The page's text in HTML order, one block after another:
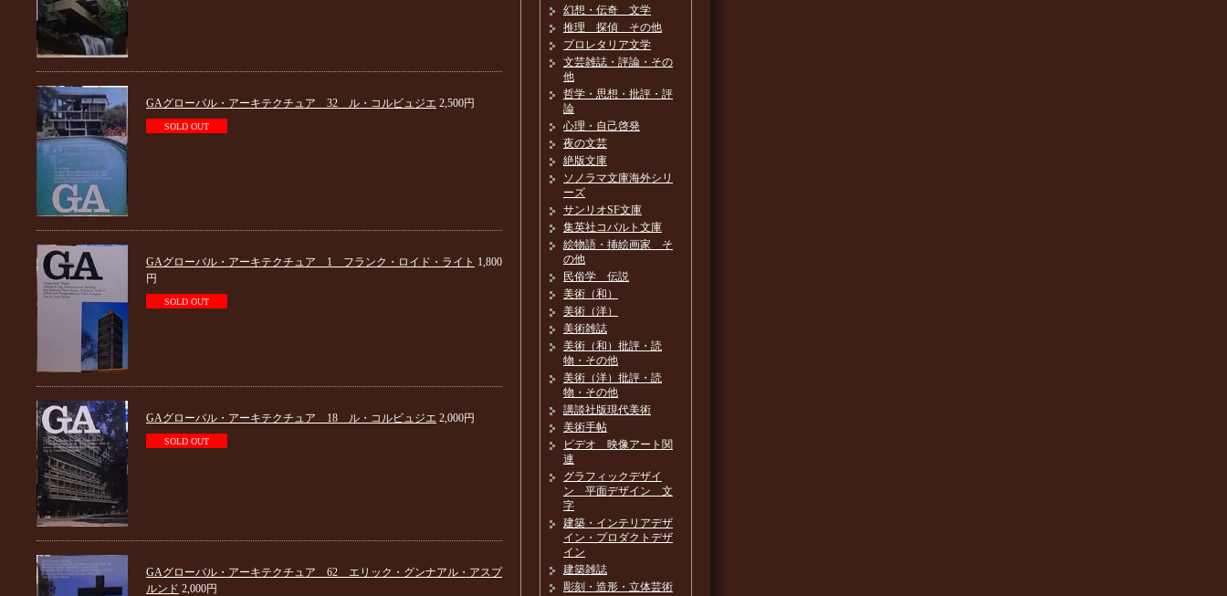
GAグローバル・アーキテクチュア 32 ル・コルビュジエ 2,500円
SOLD OUT
GAグローバル・アーキテクチュア 1 フランク・ロイド・ライト 1,800
円
SOLD OUT
GAグローバル・アーキテクチュア 18 ル・コルビュジエ 2,000円
SOLD OUT
GAグローバル・アーキテクチュア 62 エリック・グンナアル・アスプ
ルンド 2,000円
幻想・伝奇 文学
推理 探偵 その他
プロレタリア文学
文芸雑誌・評論・その
他
哲学・思想・批評・評
論
心理・自己啓発
夜の文芸
絶版文庫
ソノラマ文庫海外シリ
ーズ
サンリオSF文庫
集英社コバルト文庫
絵物語・挿絵画家 そ
の他
民俗学 伝説
美術（和）
美術（洋）
美術雑誌
美術（和）批評・読
物・その他
美術（洋）批評・読
物・その他
講談社版現代美術
美術手帖
ビデオ 映像アート関
連
グラフィックデザイ
ン 平面デザイン 文
字
建築・インテリアデザ
イン・プロダクトデザ
イン
建築雑誌
彫刻・造形・立体芸術